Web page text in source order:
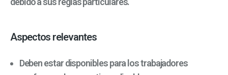
Aspectos relevantes
Deben estar disponibles para los trabajadores